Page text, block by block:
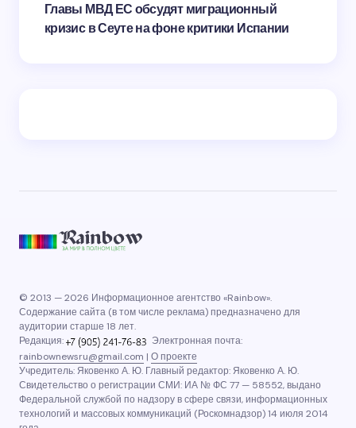
Главы МВД ЕС обсудят миграционный
кризис в Сеуте на фоне критики Испании
© 2013 — 2026 Информационное агентство «Rainbow».
Содержание сайта (в том числе реклама) предназначено для
аудитории старше 18 лет.
Редакция:
Электронная почта:
rainbownewsru@gmail.com | О проекте
Учредитель: Яковенко А. Ю. Главный редактор: Яковенко А. Ю.
Свидетельство о регистрации СМИ: ИА № ФС 77 — 58552, выдано
Федеральной службой по надзору в сфере связи, информационных
технологий и массовых коммуникаций (Роскомнадзор) 14 июля 2014